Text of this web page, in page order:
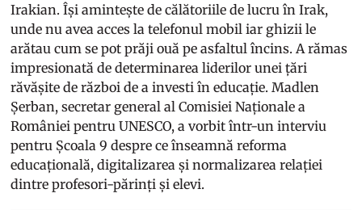
Irakian. Își amintește de călătoriile de lucru în Irak,
unde nu avea acces la telefonul mobil iar ghizii le
arătau cum se pot prăji ouă pe asfaltul încins. A rămas
impresionată de determinarea liderilor unei țări
răvășite de război de a investi în educație. Madlen
Șerban, secretar general al Comisiei Naționale a
României pentru UNESCO, a vorbit într-un interviu
pentru Școala 9 despre ce înseamnă reforma
educațională, digitalizarea și normalizarea relației
dintre profesori-părinți și elevi.